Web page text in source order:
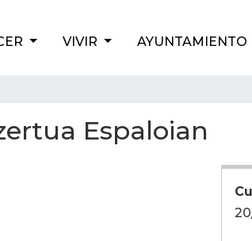
VIVIR AYUNTAMIENTO
Espaloian